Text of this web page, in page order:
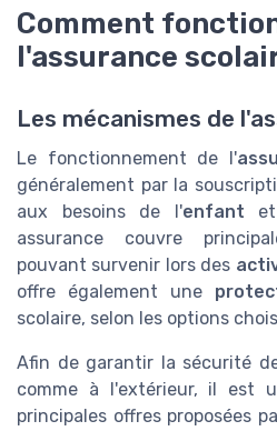
Comment
l'assurance
Les mécanismes de
Le fonctionnement de l'
généralement par la
aux besoins de l'enfant
assurance couvre
pouvant survenir lors des
offre également une
scolaire, selon les options
Afin de garantir la sécurité
comme à l'extérieur, il est
principales offres proposées